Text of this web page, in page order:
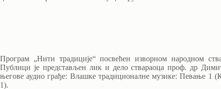
Програм „Нити традиције“ посвећен изворном народном
Публици је представљен лик и дело ствараоца проф. др
његове аудио грађе: Влашке традиционалне музике:
1).